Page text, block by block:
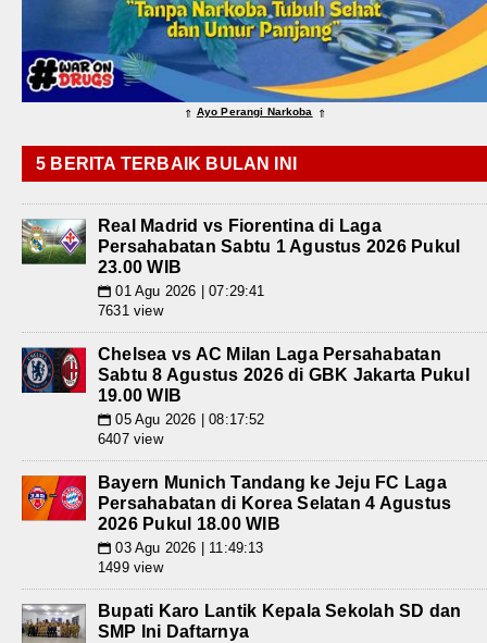
⇑ Ayo Perangi Narkoba ⇑
5 BERITA TERBAIK BULAN INI
Real Madrid vs Fiorentina di Laga
Persahabatan Sabtu 1 Agustus 2026 Pukul
23.00 WIB
📅 01 Agu 2026 | 07:29:41
7631 view
Chelsea vs AC Milan Laga Persahabatan
Sabtu 8 Agustus 2026 di GBK Jakarta Pukul
19.00 WIB
📅 05 Agu 2026 | 08:17:52
6407 view
Bayern Munich Tandang ke Jeju FC Laga
Persahabatan di Korea Selatan 4 Agustus
2026 Pukul 18.00 WIB
📅 03 Agu 2026 | 11:49:13
1499 view
Bupati Karo Lantik Kepala Sekolah SD dan
SMP Ini Daftarnya